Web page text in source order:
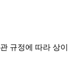
규정에 따라 상이